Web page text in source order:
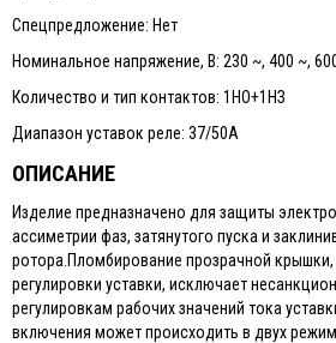
Спецпредложение: Нет
Номинальное напряжение, В: 230 ~, 400 ~,
Количество и тип контактов: 1НО+1НЗ
Диапазон уставок реле: 37/50А
ОПИСАНИЕ
Изделие предназначено для защиты
ассиметрии фаз, затянутого пуска и
ротора.Пломбирование прозрачной
регулировки уставки, исключает
регулировкам рабочих значений тока
включения может происходить в двух